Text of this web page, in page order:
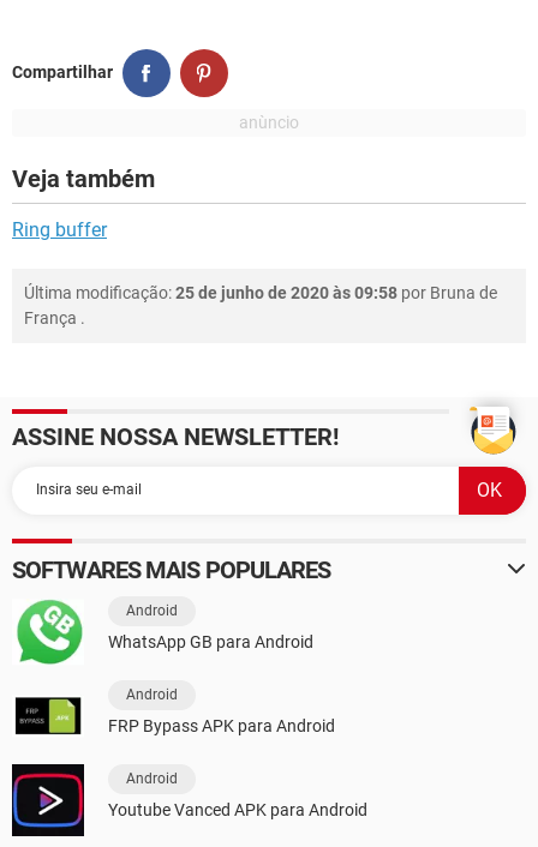
Compartilhar
Veja também
Ring buffer
Última modificação:25 de junho de 2020 às 09:58 por Bruna de
França .
ASSINE NOSSA NEWSLETTER!
SOFTWARES MAIS POPULARES
Android
WhatsApp GB para Android
Android
FRP Bypass APK para Android
Android
Youtube Vanced APK para Android